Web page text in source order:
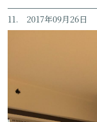
11. 2017年09月26日